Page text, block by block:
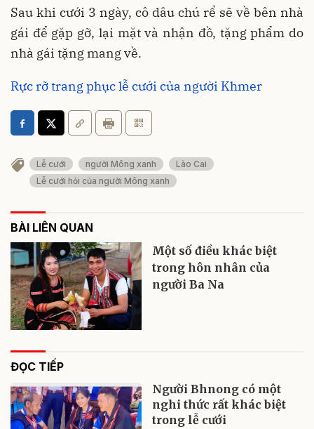
Sau khi cưới 3 ngày, cô dâu chú rể sẽ về bên nhà
gái để gặp gỡ, lại mặt và nhận đồ, tặng phẩm do
nhà gái tặng mang về.
Rực rỡ trang phục lễ cưới của người Khmer
Lễ cưới người Mông xanh
Lào Cai
Lễ cưới hỏi của người Mông xanh
BÀI LIÊN QUAN
Một số điều khác biệt
trong hôn nhân của
người Ba Na
ĐỌC TIẾP
Người Bhnong có một
nghi thức rất khác biệt
trong lễ cưới